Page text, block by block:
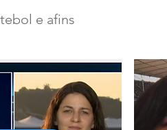
e afins